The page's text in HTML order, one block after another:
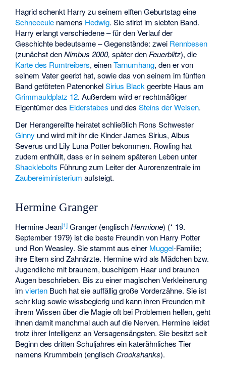
Hagrid schenkt Harry zu seinem elften Geburtstag eine
Schneeeule namens Hedwig. Sie stirbt im siebten Band.
Harry erlangt verschiedene – für den Verlauf der
Geschichte bedeutsame – Gegenstände: zwei Rennbesen
(zunächst denNimbus 2000, später den Feuerblitz), die
Karte des Rumtreibers, einenTarnumhang, den er von
seinem Vater geerbt hat, sowie das von seinem im fünften
Band getöteten PatenonkelSirius Black geerbte Haus am
Grimmauldplatz 12. Außerdem wird er rechtmäßiger
Eigentümer des Elderstabes und desSteins der Weisen.
Der Herangereifte heiratet schließlich Rons Schwester
Ginny und wird mit ihr die Kinder James Sirius, Albus
Severus und Lily Luna Potter bekommen. Rowling hat
zudem enthüllt, dass er in seinem späteren Leben unter
Shacklebolts Führung zum Leiter der Aurorenzentrale im
Zaubereiministerium aufsteigt.
Hermine Granger
Hermine Jean[1] Granger (englischHermione) (* 19.
September 1979) ist die beste Freundin von Harry Potter
und Ron Weasley. Sie stammt aus einer Muggel-Familie;
ihre Eltern sind Zahnärzte. Hermine wird als Mädchen bzw.
Jugendliche mit braunem, buschigem Haar und braunen
Augen beschrieben. Bis zu einer magischen Verkleinerung
imvierten Buch hat sie auffällig große Vorderzähne. Sie ist
sehr klug sowie wissbegierig und kann ihren Freunden mit
ihrem Wissen über die Magie oft bei Problemen helfen, geht
ihnen damit manchmal auch auf die Nerven. Hermine leidet
trotz ihrer Intelligenz an Versagensängsten. Sie besitzt seit
Beginn des dritten Schuljahres ein katerähnliches Tier
namens Krummbein (englisch Crookshanks).